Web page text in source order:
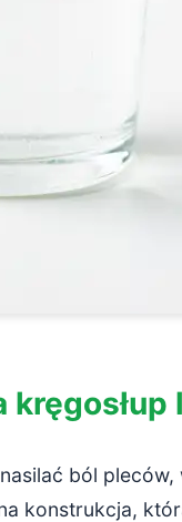
ból
konstrukcja,